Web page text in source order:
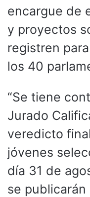
encargue de
y proyectos
registren
los 40
“Se tiene
Jurado
veredicto
jóvenes
día 31 de
se publicarán